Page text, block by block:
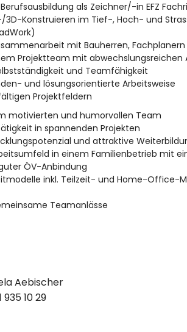
als Zeichner/-in EFZ
3D-Konstruieren im Tief-, Hoch- und
mit Bauherren,
Projektteam mit abwechslungsreichen
und Teamfähigkeit
und lösungsorientierte Arbeitsweise
Projektfeldern
motivierten und humorvollen Team
in spannenden Projekten
und attraktive
in einem Familienbetrieb mit
ÖV-Anbindung
inkl. Teilzeit- und Home-Office-
Teamanlässe
Aebischer
935 10 29